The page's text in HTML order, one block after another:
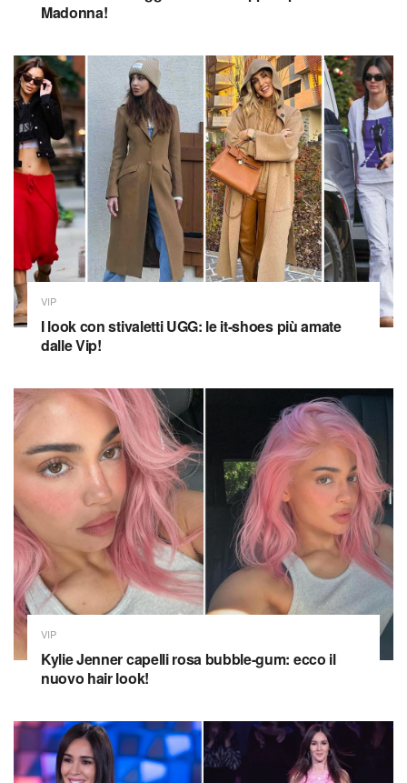
Madonna!
VIP
I look con stivaletti UGG: le it-shoes più amate
dalle Vip!
VIP
Kylie Jenner capelli rosa bubble-gum: ecco il
nuovo hair look!